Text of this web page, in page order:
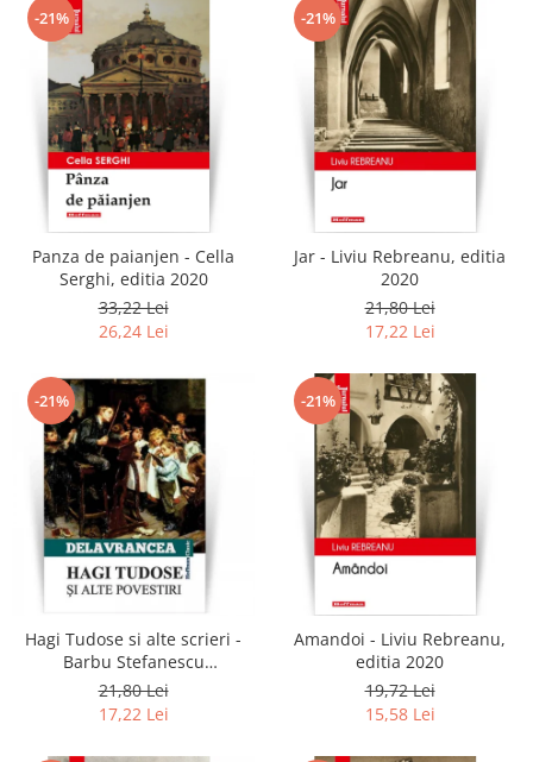
-21%
Panza de paianjen - Cella
Serghi, editia 2020
33,22 Lei
26,24 Lei
-21%
Jar - Liviu Rebreanu, editia
2020
21,80 Lei
17,22 Lei
-21%
Hagi Tudose si alte scrieri -
Barbu Stefanescu
Delavrancea
21,80 Lei
17,22 Lei
-21%
Amandoi - Liviu Rebreanu,
editia 2020
19,72 Lei
15,58 Lei